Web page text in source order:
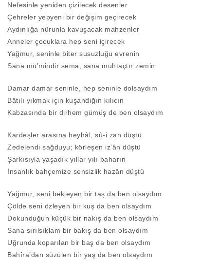
Nefesinle yeniden çizilecek desenler
Çehreler yepyeni bir değişim geçirecek
Aydınlığa nûrunla kavuşacak mahzenler
Anneler çocuklara hep seni içirecek
Yağmur, seninle biter susuzluğu evrenin
Sana mü’mindir sema; sana muhtaçtır zemin
Damar damar seninle, hep seninle dolsaydım
Bâtılı yıkmak için kuşandığın kılıcın
Kabzasında bir dirhem gümüş de ben olsaydım
Kardeşler arasına heyhâl, sû-i zan düştü
Zedelendi sağduyu; körleşen iz’ân düştü
Şarkısıyla yaşadık yıllar yılı baharın
İnsanlık bahçemize sensizlik hazân düştü
Yağmur, seni bekleyen bir taş da ben olsaydım
Çölde seni özleyen bir kuş da ben olsaydım
Dokunduğun küçük bir nakış da ben olsaydım
Sana sırılsıklam bir bakış da ben olsaydım
Uğrunda koparılan bir baş da ben olsaydım
Bahîra’dan süzülen bir yaş da ben olsaydım